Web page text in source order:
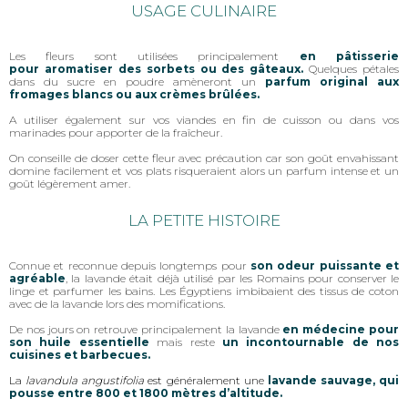
USAGE CULINAIRE
Les fleurs sont utilisées principalement en pâtisserie
pour aromatiser des sorbets ou des gâteaux. Quelques pétales
dans du sucre en poudre amèneront un parfum original aux
fromages blancs ou aux crèmes brûlées.
A utiliser également sur vos viandes en fin de cuisson ou dans vos
marinades pour apporter de la fraîcheur.
On conseille de doser cette fleur avec précaution car son goût envahissant
domine facilement et vos plats risqueraient alors un parfum intense et un
goût légèrement amer.
LA PETITE HISTOIRE
Connue et reconnue depuis longtemps pour son odeur puissante et
agréable , la lavande était déjà utilisé par les Romains pour conserver le
linge et parfumer les bains. Les Égyptiens imbibaient des tissus de coton
avec de la lavande lors des momifications.
De nos jours on retrouve principalement la lavande en médecine pour
son huile essentielle mais reste un incontournable de nos
cuisines et barbecues.
La lavandula angustifolia est généralement une lavande sauvage, qui
pousse entre 800 et 1800 mètres d’altitude.